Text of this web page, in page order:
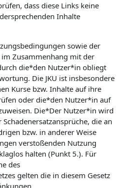
dass diese Links keine
Inhalte
sowie der
Zusammenhang mit der
die*den Nutzer*in obliegt
Die JKU ist insbesondere
Kurse bzw. Inhalte auf ihre
oder die*den Nutzer*in auf
Die*Der Nutzer*in wird
die an
bzw. in anderer Weise
verstoßenden Nutzung
halten (Punkt 5.). Für
des
gelten die in diesem Gesetz